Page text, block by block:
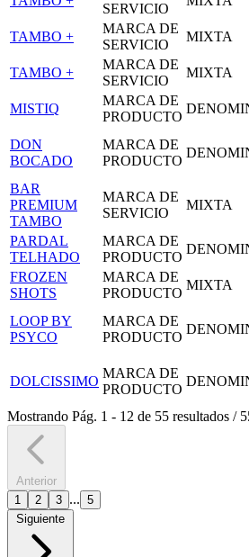
SERVICIO
TAMBO +
MARCA DE
SERVICIO
MIXTA
TAMBO +
MARCA DE
SERVICIO
MIXTA
MISTIQ
MARCA DE
PRODUCTO
DON
BOCADO
MARCA DE
PRODUCTO
BAR
PREMIUM
TAMBO
MARCA DE
SERVICIO
MIXTA
PARDAL
TELHADO
MARCA DE
PRODUCTO
FROZEN
SHOTS
MARCA DE
PRODUCTO
MIXTA
LOOP BY
PSYCO
MARCA DE
PRODUCTO
DOLCISSIMO
MARCA DE
PRODUCTO
Mostrando Pág. 1 - 12 de 55 resultados /
Anterior
1
2 3 ... 5
Siguiente